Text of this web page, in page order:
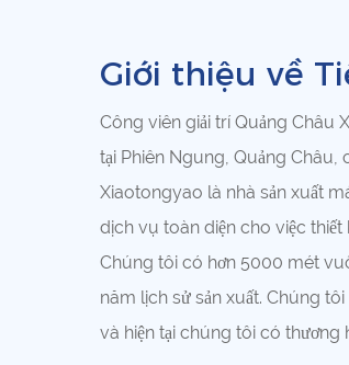
Giới thiệu về
Công viên giải trí Quảng Châu
tại Phiên Ngung, Quảng Châu,
Xiaotongyao là nhà sản xuất
dịch vụ toàn diện cho việc
Chúng tôi có hơn 5000 mét
năm lịch sử sản xuất. Chúng
và hiện tại chúng tôi có thương